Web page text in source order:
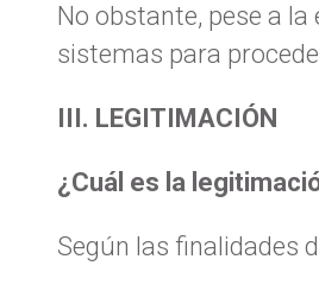
No obstante, pese a
sistemas para
III. LEGITIMACIÓN
¿Cuál es la
Según las finalidades